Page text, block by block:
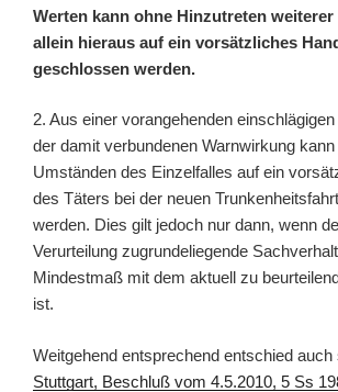
Werten kann ohne Hinzutreten
allein hieraus auf ein vorsätzliches
geschlossen werden.
2. Aus einer vorangehenden
der damit verbundenen Warnwirkung
Umständen des Einzelfalles auf ein
des Täters bei der neuen
werden. Dies gilt jedoch nur dann, wenn
Verurteilung zugrundeliegende
Mindestmaß mit dem aktuell zu
ist.
Weitgehend entsprechend entschied auch
Stuttgart, Beschluß vom 4.5.2010, 5 Ss